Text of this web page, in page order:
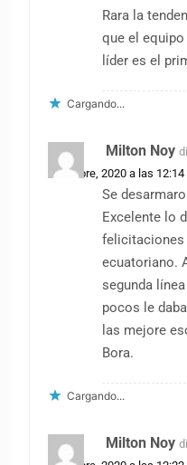
Rara la
que el
líder es el
Cargando...
Milton Noy
5 octubre, 2020 a las
Se
Excelente lo
felicitaciones
ecuatoriano.
segunda
pocos le
las mejore
Bora.
Cargando...
Milton Noy